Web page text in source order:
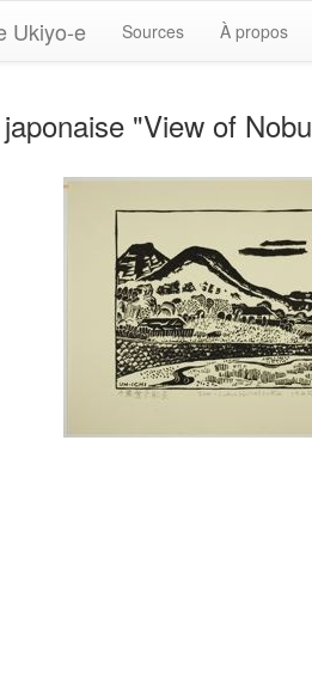
Ukiyo-e Sources À propos
"View of